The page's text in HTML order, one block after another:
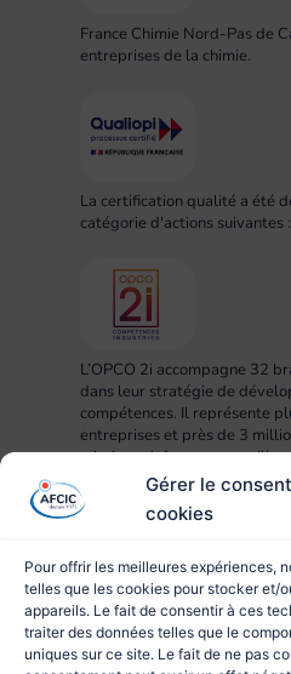
Gérer le
cookies
Pour offrir les meilleures expériences,
telles que les cookies pour stocker et/
appareils. Le fait de consentir à ces
traiter des données telles que le
uniques sur ce site. Le fait de ne pas
France Chimie Nord-Pas de
entreprises de la chimie.
La certification qualité a été
catégorie d'actions suivantes
L’OPCO 2i accompagne 32
dans leur stratégie de
compétences. Il représente
entreprises et près de 3
missions : informer,
mise en œuvre des projets
formation et apprentissage.